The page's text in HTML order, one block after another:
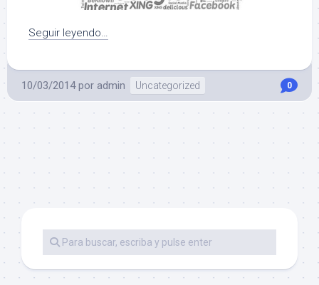
Seguir leyendo…
10/03/2014 por admin Uncategorized 0